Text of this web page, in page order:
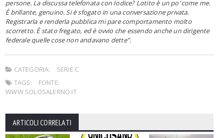
persone. La discussa telefonata con Iodice? Lotito è un po’ come me.
È brillante, genuino. Si è sfogato in una conversazione privata.
Registrarla e renderla pubblica mi pare comportamento molto
scorretto. È stato fregato, ed è ovvio che essendo anche un dirigente
federale quelle cose non andavano dette”.
CATEGORIA:
SERIE C
TAGS:
FONTE:
WWW.SOLOSALERNO.IT
ARTICOLI CORRELATI